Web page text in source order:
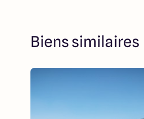
Biens similaires